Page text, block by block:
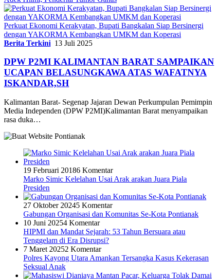
Perkuat Ekonomi Kerakyatan, Bupati Bangkalan Siap Bersinergi
dengan YAKORMA Kembangkan UMKM dan Koperasi
Berita Terkini 13 Juli 2025
DPW P2MI KALIMANTAN BARAT SAMPAIKAN
UCAPAN BELASUNGKAWA ATAS WAFATNYA
ISKANDAR,SH
Kalimantan Barat- Segenap Jajaran Dewan Perkumpulan Pemimpin
Media Independen (DPW P2MI)Kalimantan Barat menyampaikan
rasa duka…
19 Februari 20186 Komentar
Marko Simic Kelelahan Usai Arak arakan Juara Piala
Presiden
27 Oktober 20245 Komentar
Gabungan Organisasi dan Komunitas Se-Kota Pontianak
10 Juni 20254 Komentar
HIPMI dan Mandat Sejarah: 53 Tahun Bersuara atau
Tenggelam di Era Disrupsi?
7 Maret 20252 Komentar
Polres Kayong Utara Amankan Tersangka Kasus Kekerasan
Seksual Anak